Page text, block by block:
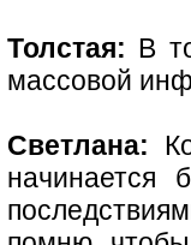
Толстая: В
массовой
Светлана:
начинается